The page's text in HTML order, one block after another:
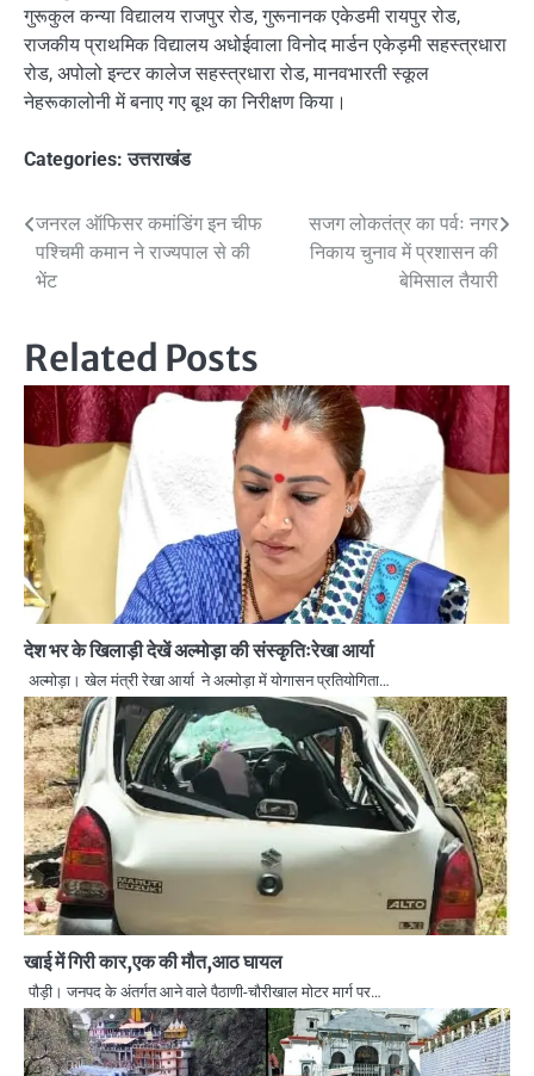
गुरूकुल कन्या विद्यालय राजपुर रोड, गुरूनानक एकेडमी रायपुर रोड,
राजकीय प्राथमिक विद्यालय अधोईवाला विनोद मार्डन एकेड़मी सहस्त्रधारा
रोड, अपोलो इन्टर कालेज सहस्त्रधारा रोड, मानवभारती स्कूल
नेहरूकालोनी में बनाए गए बूथ का निरीक्षण किया।
Categories:उत्तराखंड
Post
navigation
जनरल ऑफिसर कमांडिंग इन चीफ
पश्चिमी कमान ने राज्यपाल से की
भेंट
सजग लोकतंत्र का पर्वः नगर
निकाय चुनाव में प्रशासन की
बेमिसाल तैयारी
Related Posts
देश भर के खिलाड़ी देखें अल्मोड़ा की संस्कृतिःरेखा आर्या
अल्मोड़ा। खेल मंत्री रेखा आर्या ने अल्मोड़ा में योगासन प्रतियोगिता…
खाई में गिरी कार,एक की मौत,आठ घायल
पौड़ी। जनपद के अंतर्गत आने वाले पैठाणी-चौरीखाल मोटर मार्ग पर…